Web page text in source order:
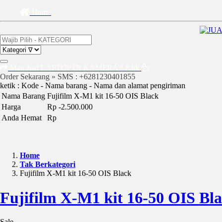
Order Sekarang » SMS : +6281230401855
ketik : Kode - Nama barang - Nama dan alamat pengiriman
Nama Barang Fujifilm X-M1 kit 16-50 OIS Black
Harga
Rp -2.500.000
Anda Hemat
Rp
Home
Tak Berkategori
Fujifilm X-M1 kit 16-50 OIS Black
Fujifilm X-M1 kit 16-50 OIS